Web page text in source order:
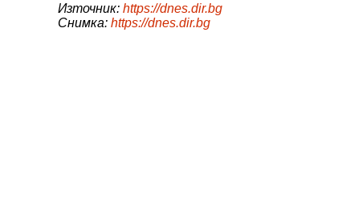
Източник: https://dnes.dir.bg
Снимка: https://dnes.dir.bg